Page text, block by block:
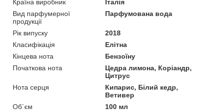
Країна виробник
Італія
Вид парфумерної
продукції
Парфумована вода
Рік випуску
2018
Класифікація
Елітна
Кінцева нота
Бензоїну
Початкова нота
Цедра лимона, Коріандр,
Цитрус
Нота серця
Кипарис, Білий кедр,
Ветивер
Об`єм
100 мл